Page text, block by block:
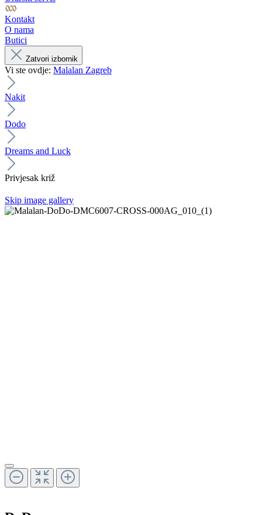
Kontakt
O nama
Butici
Zatvori izbornik
Vi ste ovdje: Malalan Zagreb
Nakit
Dodo
Dreams and Luck
Privjesak križ
Skip image gallery